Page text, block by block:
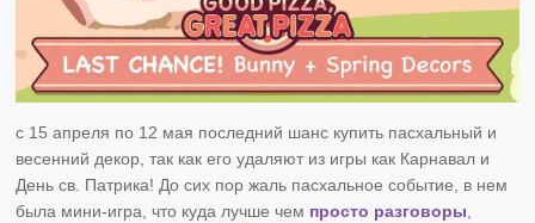
с 15 апреля по 12 мая последний шанс купить пасхальный и
весенний декор, так как его удаляют из игры как Карнавал и
День св. Патрика! До сих пор жаль пасхальное событие, в нем
была мини-игра, что куда лучше чем просто разговоры,